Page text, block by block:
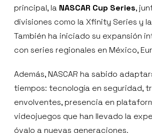
principal, la NASCAR Cup Series,
divisiones como la Xfinity Series y
También ha iniciado su expansión
con series regionales en México,
Además, NASCAR ha sabido
tiempos: tecnología en seguridad,
envolventes, presencia en
videojuegos que han llevado la
óvalo a nuevas generaciones.